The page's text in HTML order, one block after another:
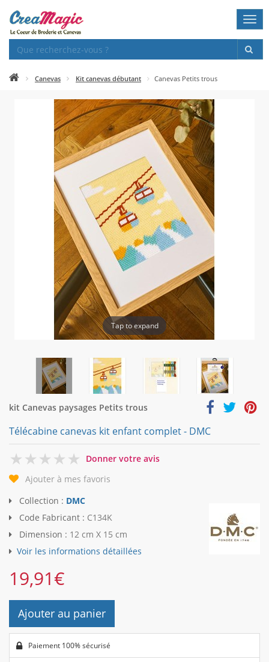
Canevas Kit canevas débutant Canevas Petits trous
Tap to expand
kit Canevas paysages Petits trous
Télécabine canevas kit enfant complet - DMC
0
Donner votre avis
Ajouter à mes favoris
Collection : DMC
Code Fabricant : C134K
Dimension : 12 cm X 15 cm
Voir les informations détaillées
19,91€
Ajouter au panier
Paiement 100% sécurisé